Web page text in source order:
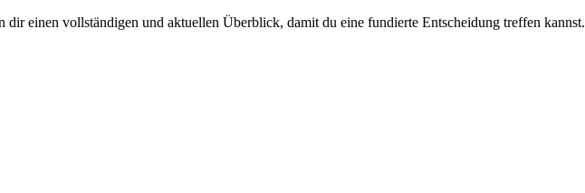
einen vollständigen und aktuellen Überblick, damit du eine fundierte Entscheidung treffen kannst.